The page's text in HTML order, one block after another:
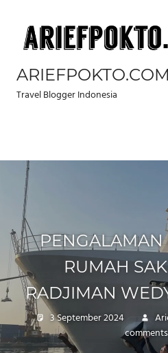
content
ARIEFPOKTO.COM
Travel Blogger Indonesia
PENGALAMAN
RUMAH
RADJIMAN
3 September 2024
comments